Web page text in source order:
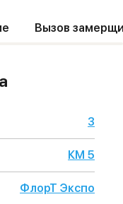
Вызов
3
КМ 5
ФлорТ Экспо